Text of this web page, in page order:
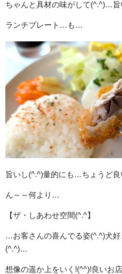
ちゃんと具材の味がして(^.^)…旨
ランチプレート…も…
旨いし(^.^)量的にも…ちょうど良
ん～～何より…
【ザ・しあわせ空間(^.^】
…お客さんの喜んでる姿(^.^)犬
(^.^)…
想像の遥か上をいく!(^^)!良いお